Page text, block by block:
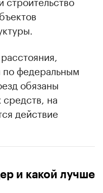
по федеральным
обязаны
на
действие
и какой лучше